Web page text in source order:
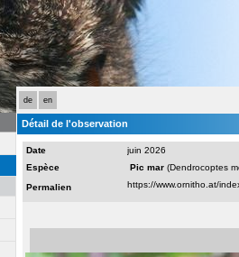
de en
Détail de l'observation
Date
juin 2026
Espèce
Pic mar (Dendrocoptes
Permalien